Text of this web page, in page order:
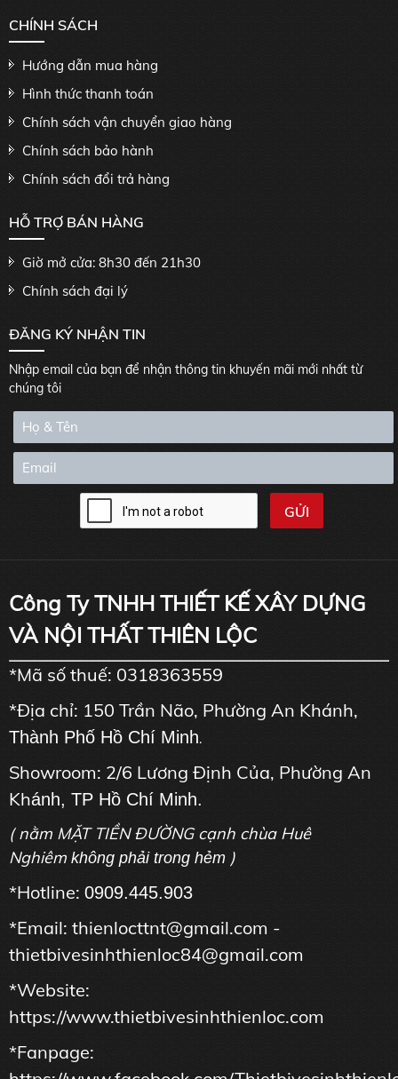
CHÍNH SÁCH
Hướng dẫn mua hàng
Hình thức thanh toán
Chính sách vận chuyển giao hàng
Chính sách bảo hành
Chính sách đổi trả hàng
HỖ TRỢ BÁN HÀNG
Giờ mở cửa: 8h30 đến 21h30
Chính sách đại lý
ĐĂNG KÝ NHẬN TIN
Nhập email của bạn để nhận thông tin khuyến mãi mới nhất từ
chúng tôi
Công Ty TNHH THIẾT KẾ XÂY DỰNG
VÀ NỘI THẤT THIÊN LỘC
*Mã số thuế: 0318363559
*Địa chỉ: 150 Trần Não, Phường An Khánh,
Thành Phố Hồ Chí Minh.
Showroom: 2/6 Lương Định Của, Phường An
Khánh, TP Hồ Chí Minh.
( nằm MẶT TIỀN ĐƯỜNG cạnh chùa Huê
Nghiêm không phải trong hẻm )
*Hotline: 0909.445.903
*Email: thienlocttnt@gmail.com -
thietbivesinhthienloc84@gmail.com
*Website:
https://www.thietbivesinhthienloc.com
*Fanpage: